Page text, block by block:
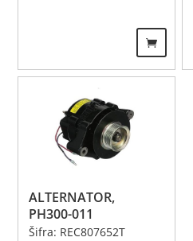
ALTERNATOR,
PH300-011
Šifra: REC807652T